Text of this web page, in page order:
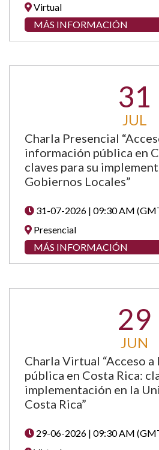
Virtual
MÁS INFORMACIÓN
31
JUL
Charla Presencial
información pública en
claves para su
Gobiernos Locales”
31-07-2026 | 09:30 AM
Presencial
MÁS INFORMACIÓN
29
JUN
Charla Virtual “Acceso
pública en Costa Rica:
implementación en la
Costa Rica”
29-06-2026 | 09:30 AM